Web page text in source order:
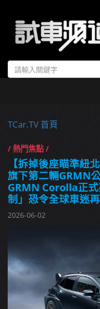
TCar.TV 首頁
/ 熱門焦點 /
【拆掉後座瞄準紐
旗下第二輛GRMN
GRMN Corolla正
制」恐令全球車迷再
2026-06-02